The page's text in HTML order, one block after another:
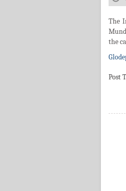
The
the
Post